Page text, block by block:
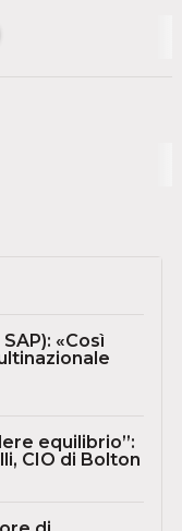
«Così
equilibrio”:
CIO di Bolton